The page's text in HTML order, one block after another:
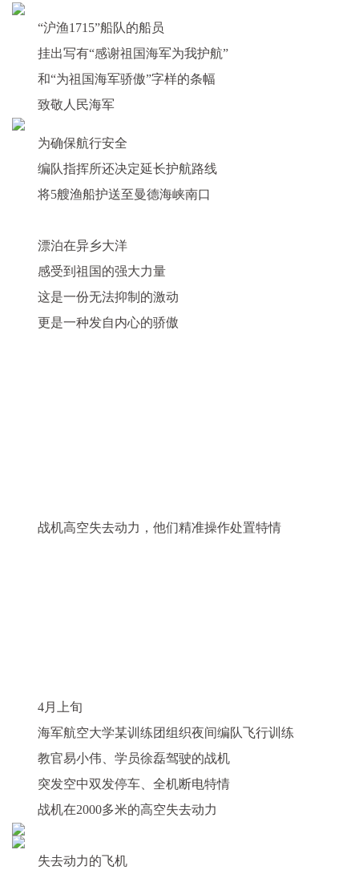
“沪渔1715”船队的船员
挂出写有“感谢祖国海军为我护航”
和“为祖国海军骄傲”字样的条幅
致敬人民海军
为确保航行安全
编队指挥所还决定延长护航路线
将5艘渔船护送至曼德海峡南口
漂泊在异乡大洋
感受到祖国的强大力量
这是一份无法抑制的激动
更是一种发自内心的骄傲
战机高空失去动力，他们精准操作处置特情
4月上旬
海军航空大学某训练团组织夜间编队飞行训练
教官易小伟、学员徐磊驾驶的战机
突发空中双发停车、全机断电特情
战机在2000多米的高空失去动力
失去动力的飞机